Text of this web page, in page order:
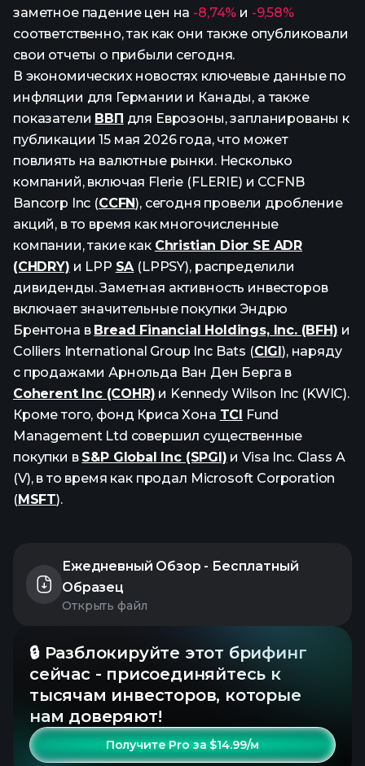
заметное падение цен на -8,74% и -9,58%
соответственно, так как они также опубликовали
свои отчеты о прибыли сегодня.
В экономических новостях ключевые данные по
инфляции для Германии и Канады, а также
показатели ВВП для Еврозоны, запланированы к
публикации 15 мая 2026 года, что может
повлиять на валютные рынки. Несколько
компаний, включая Flerie (FLERIE) и CCFNB
Bancorp Inc (CCFN), сегодня провели дробление
акций, в то время как многочисленные
компании, такие как Christian Dior SE ADR
(CHDRY) и LPP SA(LPPSY), распределили
дивиденды. Заметная активность инвесторов
включает значительные покупки Эндрю
Брентона в Bread Financial Holdings, Inc. (BFH) и
Colliers International Group Inc Bats (CIGI), наряду
с продажами Арнольда Ван Ден Берга в
Coherent Inc (COHR) и Kennedy Wilson Inc (KWIC).
Кроме того, фонд Криса Хона TCI Fund
Management Ltd совершил существенные
покупки в S&P Global Inc (SPGI) и Visa Inc. Class A
(V), в то время как продал Microsoft Corporation
(MSFT).
Ежедневный Обзор - Бесплатный
Образец
Открыть файл
🔒 Разблокируйте этот брифинг
сейчас - присоединяйтесь к
тысячам инвесторов, которые
нам доверяют!
Получите Pro за $14.99/м